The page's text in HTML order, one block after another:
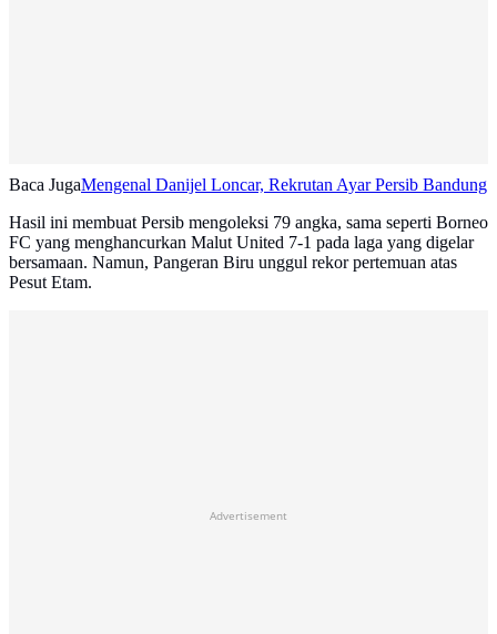
Baca JugaMengenal Danijel Loncar, Rekrutan Ayar Persib Bandung
Hasil ini membuat Persib mengoleksi 79 angka, sama seperti Borneo
FC yang menghancurkan Malut United 7-1 pada laga yang digelar
bersamaan. Namun, Pangeran Biru unggul rekor pertemuan atas
Pesut Etam.
Advertisement